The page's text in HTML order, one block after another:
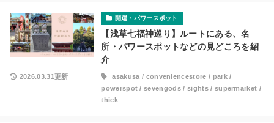
開運・パワースポット
【浅草七福神巡り】ルートにある、名
所・パワースポットなどの見どころを紹
介
2026.03.31更新 asakusa / conveniencestore / park/
powerspot /sevengods / sights/ supermarket /
thick